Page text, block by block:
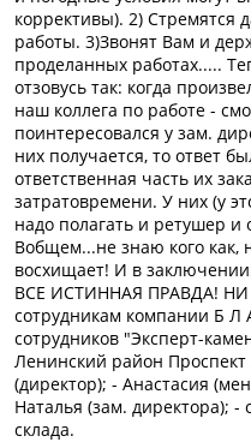
коррективы). 2) Стремятся
работы. 3)Звонят Вам и
проделанных работах.....
отзовусь так: когда
наш коллега по работе -
поинтересовался у зам.
них получается, то ответ
ответственная часть их
затратовремени. У них (у
надо полагать и ретушер и
Вобщем...не знаю кого как,
восхищает! И в
ВСЕ ИСТИННАЯ ПРАВДА!
сотрудникам компании Б
сотрудников "Эксперт-
Ленинский район
(директор); - Анастасия
Наталья (зам. директора); -
склада.